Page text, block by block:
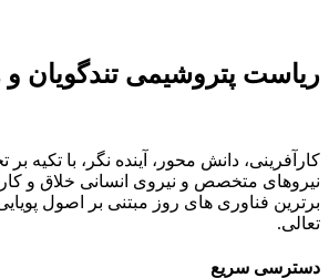
ریاست پتروشیمی تندگویان
کارآفرینی، دانش محور، آینده نگر، با تکیه
نیروهای متخصص و نیروی انسانی خلاق و
برترین فناوری های روز مبتنی بر اصول
تعالی.
دسترسی سریع